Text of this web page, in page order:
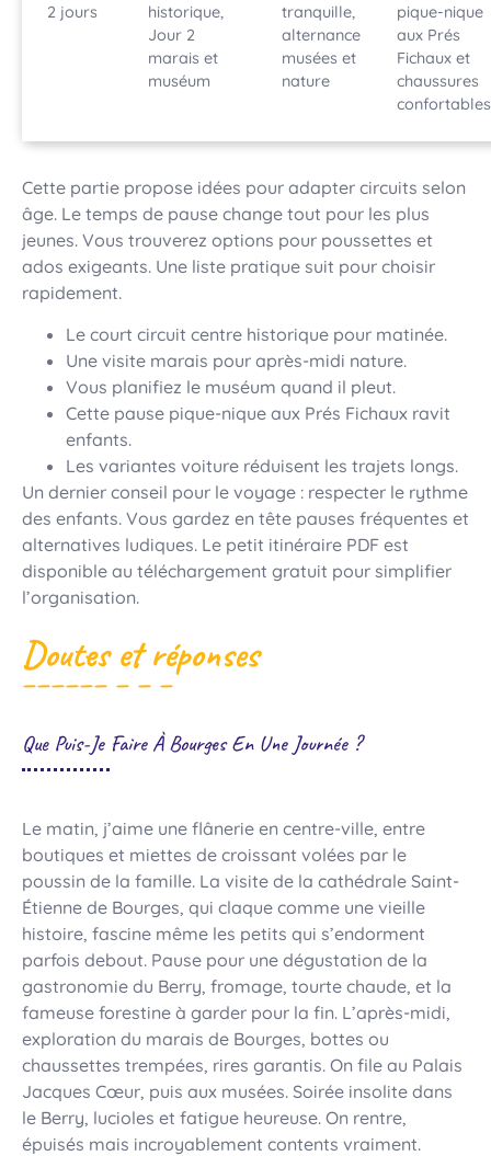
2 jours
historique,
Jour 2
marais et
muséum
tranquille,
alternance
musées et
nature
pique-nique
aux Prés
Fichaux et
chaussures
confortables
Cette partie propose idées pour adapter circuits selon
âge. Le temps de pause change tout pour les plus
jeunes. Vous trouverez options pour poussettes et
ados exigeants. Une liste pratique suit pour choisir
rapidement.
Le court circuit centre historique pour matinée.
Une visite marais pour après-midi nature.
Vous planifiez le muséum quand il pleut.
Cette pause pique-nique aux Prés Fichaux ravit
enfants.
Les variantes voiture réduisent les trajets longs.
Un dernier conseil pour le voyage : respecter le rythme
des enfants. Vous gardez en tête pauses fréquentes et
alternatives ludiques. Le petit itinéraire PDF est
disponible au téléchargement gratuit pour simplifier
l’organisation.
Doutes et réponses
Que Puis-Je Faire À Bourges En Une Journée ?
Le matin, j’aime une flânerie en centre-ville, entre
boutiques et miettes de croissant volées par le
poussin de la famille. La visite de la cathédrale Saint-
Étienne de Bourges, qui claque comme une vieille
histoire, fascine même les petits qui s’endorment
parfois debout. Pause pour une dégustation de la
gastronomie du Berry, fromage, tourte chaude, et la
fameuse forestine à garder pour la fin. L’après-midi,
exploration du marais de Bourges, bottes ou
chaussettes trempées, rires garantis. On file au Palais
Jacques Cœur, puis aux musées. Soirée insolite dans
le Berry, lucioles et fatigue heureuse. On rentre,
épuisés mais incroyablement contents vraiment.